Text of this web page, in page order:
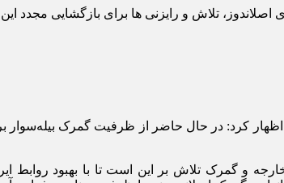
تلاش و رایزنی ها برای بازگشایی مجدد
کرد: در حال حاضر از ظرفیت گمرک بیله‌سوار